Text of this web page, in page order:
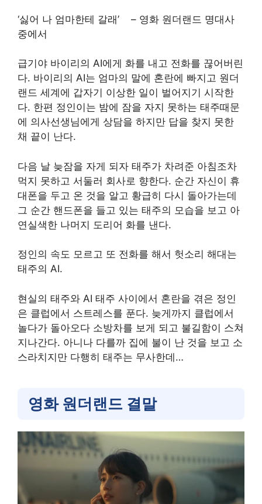
‘싫어 나 엄마한테 갈래’ – 영화 원더랜드 명대사
중에서
급기야 바이리의 AI에게 화를 내고 전화를 끊어버린
다. 바이리의 AI는 엄마의 말에 혼란에 빠지고 원더
랜드 세계에 갑자기 이상한 일이 벌어지기 시작한
다. 한편 정인이는 밤에 잠을 자지 못하는 태주때문
에 의사선생님에게 상담을 하지만 답을 찾지 못한
채 끝이 난다.
다음 날 늦잠을 자게 되자 태주가 차려준 아침조차
먹지 못하고 서둘러 회사로 향한다. 순간 자신이 휴
대폰을 두고 온 것을 알고 황급히 다시 돌아가는데
그 순간 핸드폰을 들고 있는 태주의 모습을 보고 아
연실색한 나머지 도리어 화를 낸다.
정인의 속도 모르고 또 전화를 해서 헛소리 해대는
태주의 AI.
현실의 태주와 AI 태주 사이에서 혼란을 겪은 정인
은 클럽에서 스트레스를 푼다. 늦게까지 클럽에서
놀다가 돌아오다 소방차를 보게 되고 불길함이 스쳐
지나간다. 아니나 다를까 집에 불이 난 것을 보고 소
스라치지만 다행히 태주는 무사한데…
영화 원더랜드 결말